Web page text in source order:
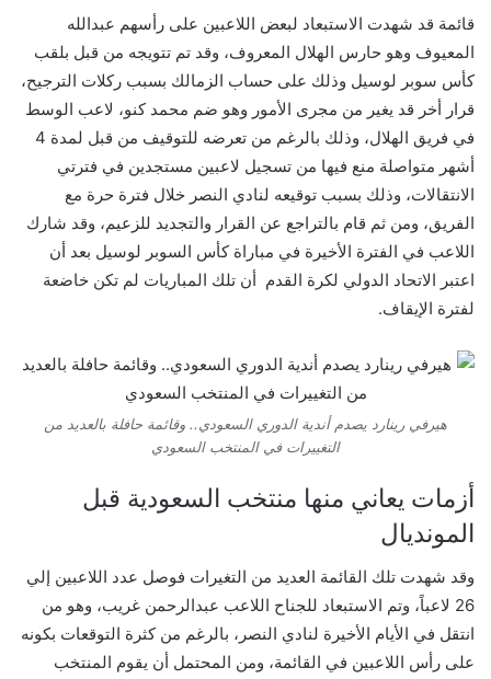
قائمة قد شهدت الاستبعاد لبعض اللاعبين على رأسهم عبدالله
المعيوف وهو حارس الهلال المعروف، وقد تم تتويجه من قبل بلقب
كأس سوبر لوسيل وذلك على حساب الزمالك بسبب ركلات الترجيح،
قرار أخر قد يغير من مجرى الأمور وهو ضم محمد كنو، لاعب الوسط
في فريق الهلال، وذلك بالرغم من تعرضه للتوقيف من قبل لمدة 4
أشهر متواصلة منع فيها من تسجيل لاعبين مستجدين في فترتي
الانتقالات، وذلك بسبب توقيعه لنادي النصر خلال فترة حرة مع
الفريق، ومن ثم قام بالتراجع عن القرار والتجديد للزعيم، وقد شارك
اللاعب في الفترة الأخيرة في مباراة كأس السوبر لوسيل بعد أن
اعتبر الاتحاد الدولي لكرة القدم أن تلك المباريات لم تكن خاضعة
لفترة الإيقاف.
هيرفي رينارد يصدم أندية الدوري السعودي.. وقائمة حافلة بالعديد من
التغييرات في المنتخب السعودي
أزمات يعاني منها منتخب السعودية قبل
المونديال
وقد شهدت تلك القائمة العديد من التغيرات فوصل عدد اللاعبين إلي
26 لاعباً، وتم الاستبعاد للجناح اللاعب عبدالرحمن غريب، وهو من
انتقل في الأيام الأخيرة لنادي النصر، بالرغم من كثرة التوقعات بكونه
على رأس اللاعبين في القائمة، ومن المحتمل أن يقوم المنتخب